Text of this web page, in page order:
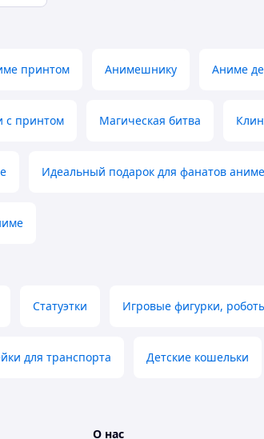
принтом Анимешнику Аниме
с принтом Магическая битва
Идеальный подарок для фанатов аниме
Статуэтки Игровые фигурки,
для транспорта Детские кошельки
О нас